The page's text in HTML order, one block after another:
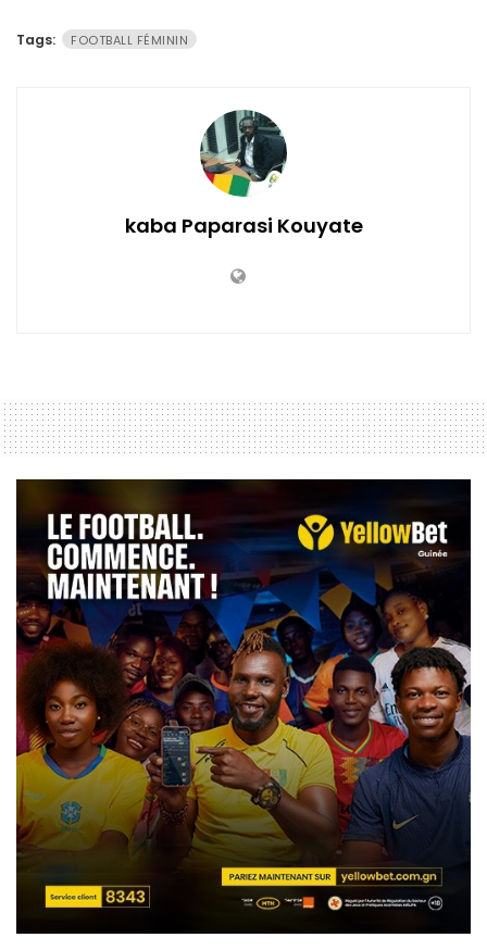
Tags: FOOTBALL FÉMININ
kaba Paparasi Kouyate